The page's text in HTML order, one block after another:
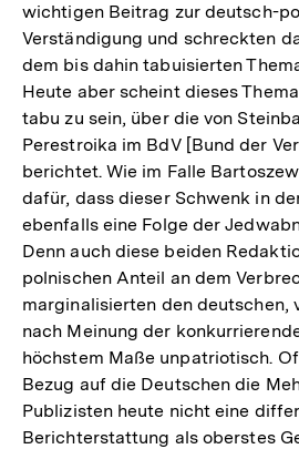
wichtigen Beitrag zur deutsch-
Verständigung und schreckten
dem bis dahin tabuisierten
Heute aber scheint dieses
tabu zu sein, über die von
Perestroika im BdV [Bund der
berichtet. Wie im Falle
dafür, dass dieser Schwenk in
ebenfalls eine Folge der
Denn auch diese beiden
polnischen Anteil an dem
marginalisierten den deutschen,
nach Meinung der
höchstem Maße unpatriotisch.
Bezug auf die Deutschen die
Publizisten heute nicht eine
Berichterstattung als oberstes